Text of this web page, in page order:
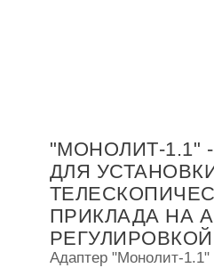
"МОНОЛИТ-1.1"
ДЛЯ
ПРИКЛАДА НА
Адаптер "Монолит-1.1"